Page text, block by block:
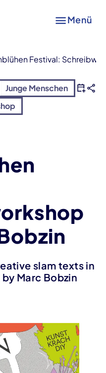
Menü
Festival:
Junge Menschen
slam texts in
Marc Bobzin